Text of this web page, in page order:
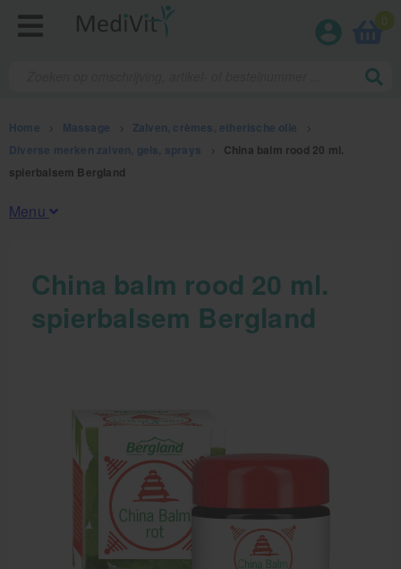
0
Home Massage Zalven, crèmes, etherische olie
Diverse merken zalven, gels, sprays
China balm rood 20 ml.
spierbalsem Bergland
Menu
Fysiotherapieproducten
Verbruiksmaterialen
Zalven, crèmes, etherische olie
Massage accessoires
Massagetafels
Sportbraces
China balm rood 20 ml.
spierbalsem Bergland